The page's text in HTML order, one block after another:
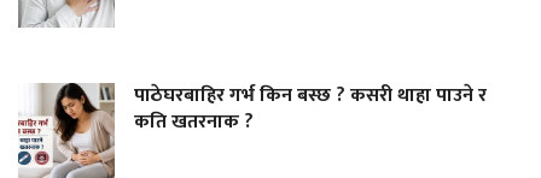
पाठेघरबाहिर गर्भ किन बस्छ ? कसरी थाहा पाउने र
कति खतरनाक ?